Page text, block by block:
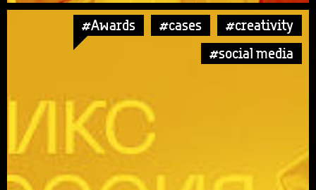
#Awards #cases
#creativity
#social media